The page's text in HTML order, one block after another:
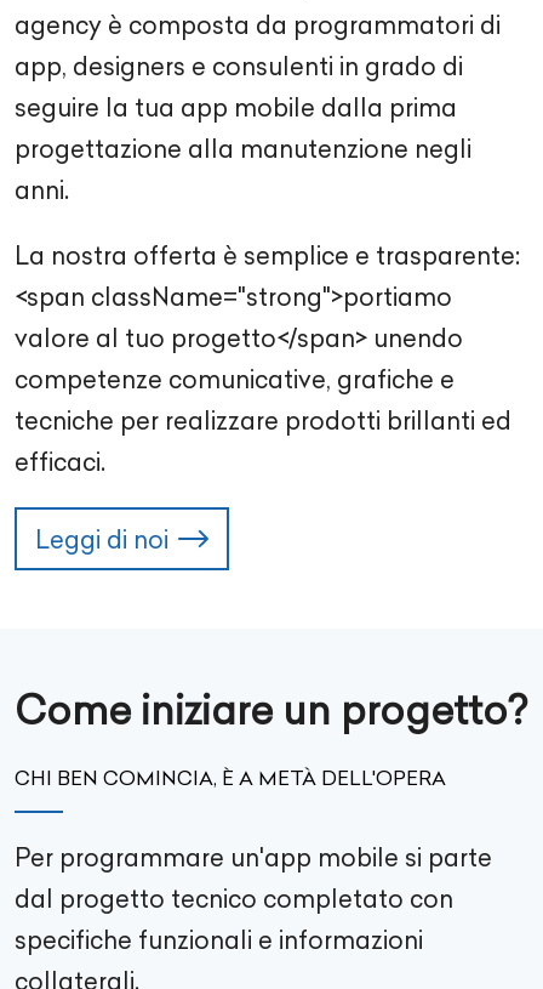
agency è composta da programmatori di
app, designers e consulenti in grado di
seguire la tua app mobile dalla prima
progettazione alla manutenzione negli
anni.
La nostra offerta è semplice e trasparente:
<span className="strong">portiamo
valore al tuo progetto</span> unendo
competenze comunicative, grafiche e
tecniche per realizzare prodotti brillanti ed
efficaci.
Leggi di noi
Come iniziare un progetto?
CHI BEN COMINCIA, È A METÀ DELL'OPERA
Per programmare un'app mobile si parte
dal progetto tecnico completato con
specifiche funzionali e informazioni
collaterali.